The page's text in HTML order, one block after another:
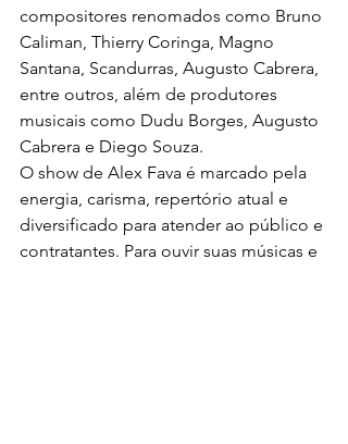
compositores renomados como Bruno
Caliman, Thierry Coringa, Magno
Santana, Scandurras, Augusto Cabrera,
entre outros, além de produtores
musicais como Dudu Borges, Augusto
Cabrera e Diego Souza.
O show de Alex Fava é marcado pela
energia, carisma, repertório atual e
diversificado para atender ao público e
contratantes. Para ouvir suas músicas e